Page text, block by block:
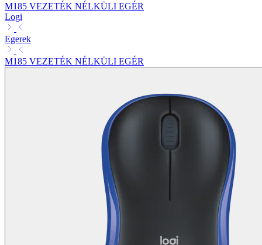
M185 VEZETÉK NÉLKÜLI EGÉR
Logi
Egerek
M185 VEZETÉK NÉLKÜLI EGÉR